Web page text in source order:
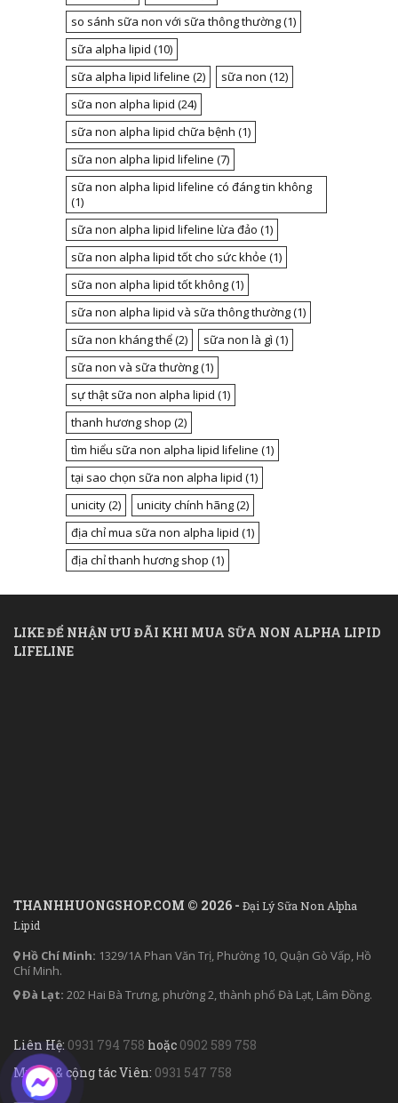
so sánh sữa non với sữa thông thường(1)
sữa alpha lipid (10)
sữa alpha lipid lifeline (2) sữa non (12)
sữa non alpha lipid (24)
sữa non alpha lipid chữa bệnh (1)
sữa non alpha lipid lifeline (7)
sữa non alpha lipid lifeline có đáng tin không
(1)
sữa non alpha lipid lifeline lừa đảo (1)
sữa non alpha lipid tốt cho sức khỏe (1)
sữa non alpha lipid tốt không(1)
sữa non alpha lipid và sữa thông thường(1)
sữa non kháng thể(2) sữa non là gì (1)
sữa non và sữa thường(1)
sự thật sữa non alpha lipid (1)
thanh hương shop (2)
tìm hiểu sữa non alpha lipid lifeline (1)
tại sao chọn sữa non alpha lipid (1)
unicity(2) unicity chính hãng(2)
địa chỉ mua sữa non alpha lipid (1)
địa chỉ thanh hương shop (1)
LIKE ĐỂ NHẬN ƯU ĐÃI KHI MUA SỮA NON ALPHA LIPID
LIFELINE
THANHHUONGSHOP.COM © 2026 - Đại Lý Sữa Non Alpha
Lipid
Hồ Chí Minh: 1329/1A Phan Văn Trị, Phường 10, Quận Gò Vấp, Hồ
Chí Minh.
Đà Lạt: 202 Hai Bà Trưng, phường 2, thành phố Đà Lạt, Lâm Đồng.
Liên Hệ: 0931 794 758 hoặc 0902 589 758
Mua sỉ & cộng tác Viên: 0931 547 758